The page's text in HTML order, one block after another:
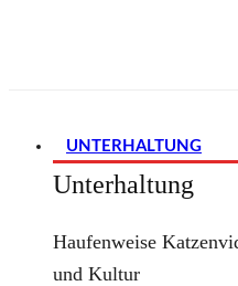
UNTERHALTUNG
Unterhaltung
Haufenweise
und Kultur